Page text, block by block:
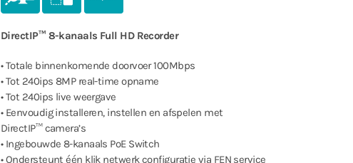
DirectIP™ 8-kanaals Full HD Recorder
• Totale binnenkomende doorvoer 100Mbps
• Tot 240ips 8MP real-time opname
• Tot 240ips live weergave
• Eenvoudig installeren, instellen en afspelen met
DirectIP™ camera’s
• Ingebouwde 8-kanaals PoE Switch
• Ondersteunt één klik netwerk configuratie via FEN service